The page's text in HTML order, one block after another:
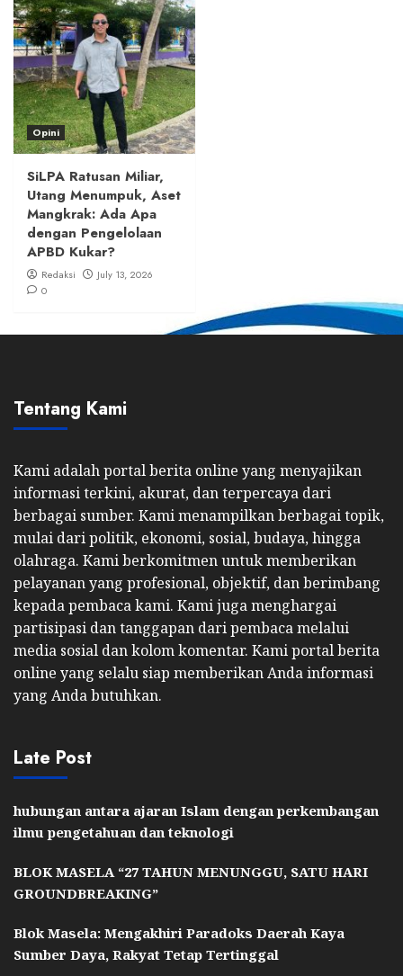
Opini
SiLPA Ratusan Miliar,
Utang Menumpuk, Aset
Mangkrak: Ada Apa
dengan Pengelolaan
APBD Kukar?
Redaksi
July 13, 2026
0
Tentang Kami
Kami adalah portal berita online yang menyajikan
informasi terkini, akurat, dan terpercaya dari
berbagai sumber. Kami menampilkan berbagai topik,
mulai dari politik, ekonomi, sosial, budaya, hingga
olahraga. Kami berkomitmen untuk memberikan
pelayanan yang profesional, objektif, dan berimbang
kepada pembaca kami. Kami juga menghargai
partisipasi dan tanggapan dari pembaca melalui
media sosial dan kolom komentar. Kami portal berita
online yang selalu siap memberikan Anda informasi
yang Anda butuhkan.
Late Post
hubungan antara ajaran Islam dengan perkembangan
ilmu pengetahuan dan teknologi
BLOK MASELA “27 TAHUN MENUNGGU, SATU HARI
GROUNDBREAKING”
Blok Masela: Mengakhiri Paradoks Daerah Kaya
Sumber Daya, Rakyat Tetap Tertinggal